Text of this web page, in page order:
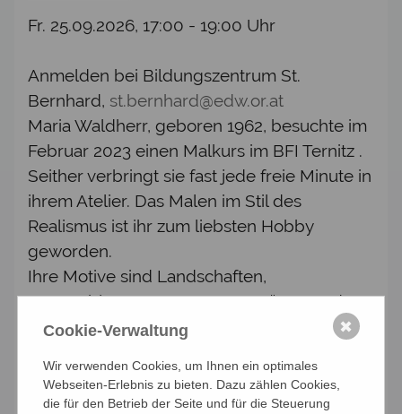
Fr. 25.09.2026, 17:00 - 19:00 Uhr
Anmelden bei Bildungszentrum St.
Bernhard, st.bernhard@edw.or.at
Maria Waldherr, geboren 1962, besuchte im
Februar 2023 einen Malkurs im BFI Ternitz .
Seither verbringt sie fast jede freie Minute in
ihrem Atelier. Das Malen im Stil des
Realismus ist ihr zum liebsten Hobby
geworden.
Ihre Motive sind Landschaften,
Sonnenblumen, Sonnenuntergänge und
Wasser in verschiedenen Variationen. Auch
und malen fleißig mit. Frau Waldherr
verbringt sehr viel Zeit in der Natur, wo sie
Cookie-Verwaltung
Wir verwenden Cookies, um Ihnen ein optimales
Webseiten-Erlebnis zu bieten. Dazu zählen Cookies,
die für den Betrieb der Seite und für die Steuerung
✖